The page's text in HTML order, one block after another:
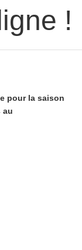
!
pour la saison
au